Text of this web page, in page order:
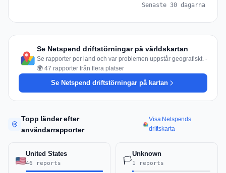
Senaste 30 dagarna
Se Netspend driftstörningar på världskartan
Se rapporter per land och var problemen uppstår geografiskt. -
🌍 47 rapporter från flera platser
Se Netspend driftstörningar på kartan
Topp länder efter
användarrapporter
Visa Netspends
driftskarta
United States
46 reports 🏳️
Unknown
1 reports